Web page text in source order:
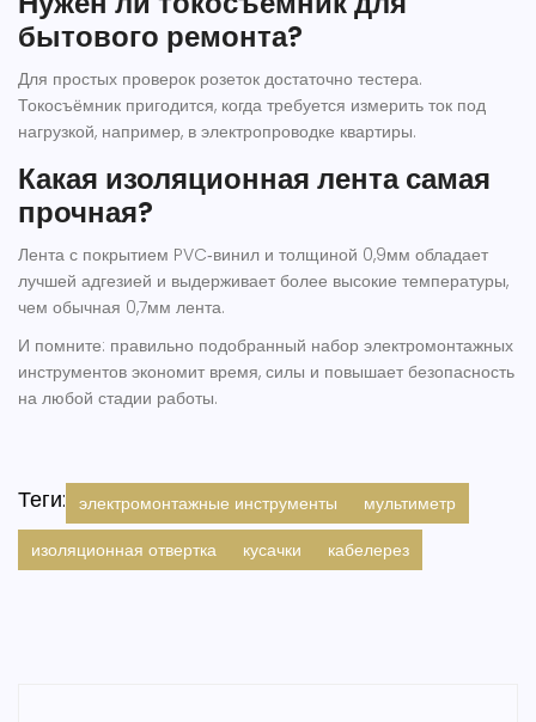
бытового ремонта?
Для простых проверок розеток достаточно тестера.
Токосъёмник пригодится, когда требуется измерить ток под
нагрузкой, например, в электропроводке квартиры.
Какая изоляционная лента самая
прочная?
Лента с покрытием PVC‑винил и толщиной 0,9мм обладает
лучшей адгезией и выдерживает более высокие температуры,
чем обычная 0,7мм лента.
И помните: правильно подобранный набор электромонтажных
инструментов экономит время, силы и повышает безопасность
на любой стадии работы.
Теги: электромонтажные инструменты
мультиметр
изоляционная отвертка
кусачки кабелерез